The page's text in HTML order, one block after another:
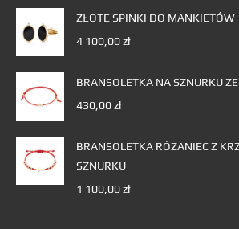
ZŁOTE SPINKI DO MANKIETÓW
4 100,00zł
BRANSOLETKA NA SZNURKU
430,00zł
BRANSOLETKA RÓŻANIEC Z
SZNURKU
1 100,00zł